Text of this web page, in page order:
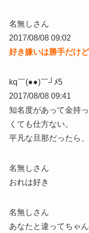
名無しさん
2017/08/08 09:02
好き嫌いは勝手だけ
kq￣(●●)￣┘ﾒ5
2017/08/08 09:41
知名度があって金持
くても仕方ない。
平凡な旦那だったら、
名無しさん
おれは好き
名無しさん
あなたと違ってちゃ